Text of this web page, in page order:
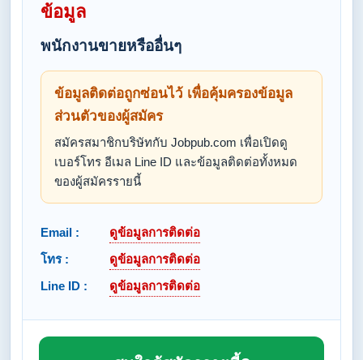
ข้อมูล
พนักงานขายหรืออื่นๆ
ข้อมูลติดต่อถูกซ่อนไว้ เพื่อคุ้มครองข้อมูล
ส่วนตัวของผู้สมัคร
สมัครสมาชิกบริษัทกับ Jobpub.com เพื่อเปิดดู
เบอร์โทร อีเมล Line ID และข้อมูลติดต่อทั้งหมด
ของผู้สมัครรายนี้
Email :
ดูข้อมูลการติดต่อ
โทร :
ดูข้อมูลการติดต่อ
Line ID :
ดูข้อมูลการติดต่อ